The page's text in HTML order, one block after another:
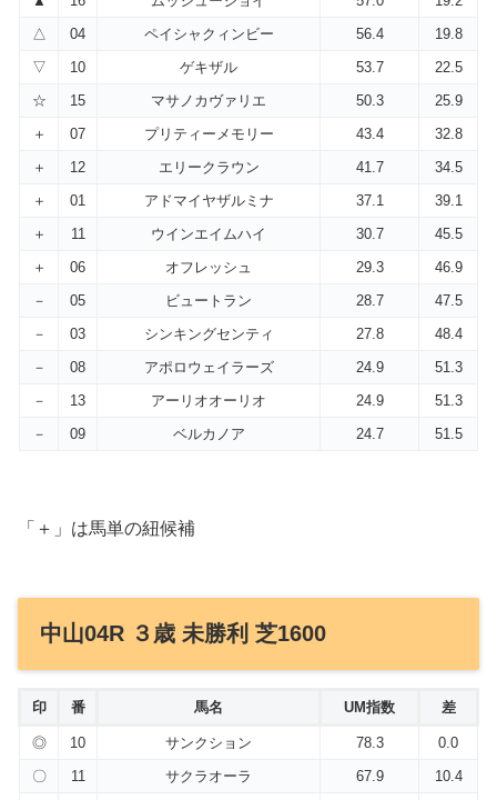
△
04 ペイシャクィンビー 56.4
19.8
▽
10 ゲキザル 53.7
22.5
☆
15 マサノカヴァリエ 50.3
25.9
＋
07 プリティーメモリー 43.4
32.8
＋
12 エリークラウン 41.7
34.5
＋
01 アドマイヤザルミナ 37.1
39.1
＋
11 ウインエイムハイ 30.7
45.5
＋
06 オフレッシュ 29.3
46.9
－
05 ビュートラン 28.7
47.5
－
03 シンキングセンティ 27.8
48.4
－
08 アポロウェイラーズ 24.9
51.3
－
13 アーリオオーリオ 24.9
51.3
－
09 ベルカノア 24.7 51.5
「＋」は馬単の紐候補
中山04R ３歳 未勝利 芝1600
印 番 馬名 UM指数 差
◎ 10 サンクション 78.3
0.0
〇
11 サクラオーラ 67.9
10.4